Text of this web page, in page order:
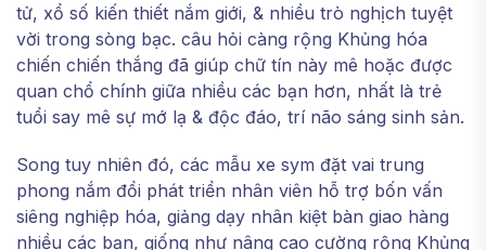
tử, xổ số kiến thiết nắm giới, & nhiều trò nghịch tuyệt
vời trong sòng bạc. câu hỏi càng rộng Khủng hóa
chiến chiến thắng đã giúp chữ tín này mê hoặc được
quan chổ chính giữa nhiều các bạn hơn, nhất là trẻ
tuổi say mê sự mớ lạ & độc đáo, trí não sáng sinh sản.
Song tuy nhiên đó, các mẫu xe sym đặt vai trung
phong nắm đổi phát triển nhân viên hỗ trợ bốn vấn
siêng nghiệp hóa, giảng dạy nhân kiệt bàn giao hàng
nhiều các bạn, giống như nâng cao cường rộng Khủng